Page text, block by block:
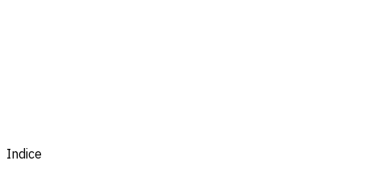
Indice